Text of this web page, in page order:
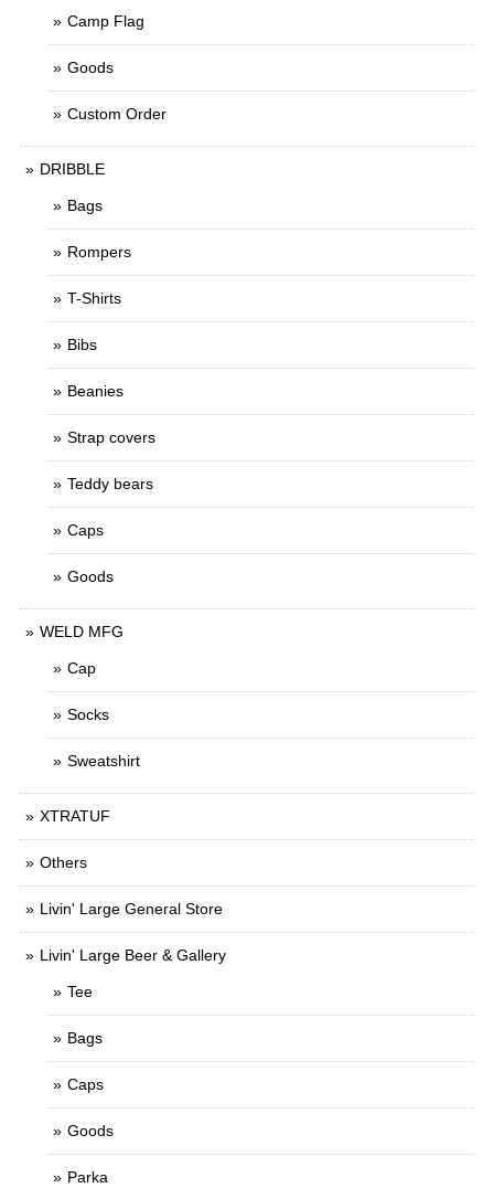
Camp Flag
Goods
Custom Order
DRIBBLE
Bags
Rompers
T-Shirts
Bibs
Beanies
Strap covers
Teddy bears
Caps
Goods
WELD MFG
Cap
Socks
Sweatshirt
XTRATUF
Others
Livin' Large General Store
Livin' Large Beer & Gallery
Tee
Bags
Caps
Goods
Parka